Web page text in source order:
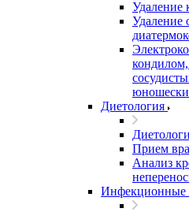
Удаление
Удаление
Диетология
Прием
Анализ
Инфекционные